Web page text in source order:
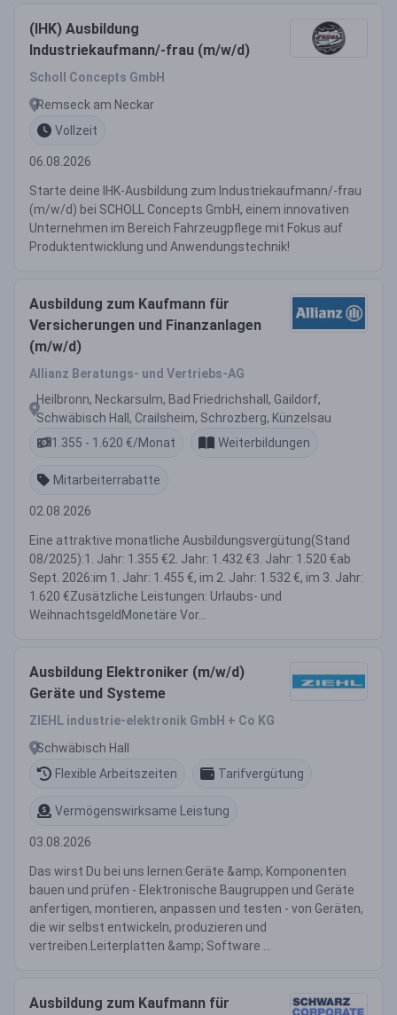
(IHK) Ausbildung
Industriekaufmann/-frau (m/w/d)
Scholl Concepts GmbH
Remseck am Neckar
Vollzeit
06.08.2026
Starte deine IHK-Ausbildung zum Industriekaufmann/-frau
(m/w/d) bei SCHOLL Concepts GmbH, einem innovativen
Unternehmen im Bereich Fahrzeugpflege mit Fokus auf
Produktentwicklung und Anwendungstechnik!
Ausbildung zum Kaufmann für
Versicherungen und Finanzanlagen
(m/w/d)
Allianz Beratungs- und Vertriebs-AG
Heilbronn, Neckarsulm, Bad Friedrichshall, Gaildorf,
Schwäbisch Hall, Crailsheim, Schrozberg, Künzelsau
1.355 - 1.620 €/Monat
Weiterbildungen
Mitarbeiterrabatte
02.08.2026
Eine attraktive monatliche Ausbildungsvergütung(Stand
08/2025):1. Jahr: 1.355 €2. Jahr: 1.432 €3. Jahr: 1.520 €ab
Sept. 2026:im 1. Jahr: 1.455 €, im 2. Jahr: 1.532 €, im 3. Jahr:
1.620 €Zusätzliche Leistungen: Urlaubs- und
WeihnachtsgeldMonetäre Vor...
Ausbildung Elektroniker (m/w/d)
Geräte und Systeme
ZIEHL industrie-elektronik GmbH + Co KG
Schwäbisch Hall
Flexible Arbeitszeiten
Tarifvergütung
Vermögenswirksame Leistung
03.08.2026
Das wirst Du bei uns lernen:Geräte &amp; Komponenten
bauen und prüfen - Elektronische Baugruppen und Geräte
anfertigen, montieren, anpassen und testen - von Geräten,
die wir selbst entwickeln, produzieren und
vertreiben.Leiterplatten &amp; Software ...
Ausbildung zum Kaufmann für